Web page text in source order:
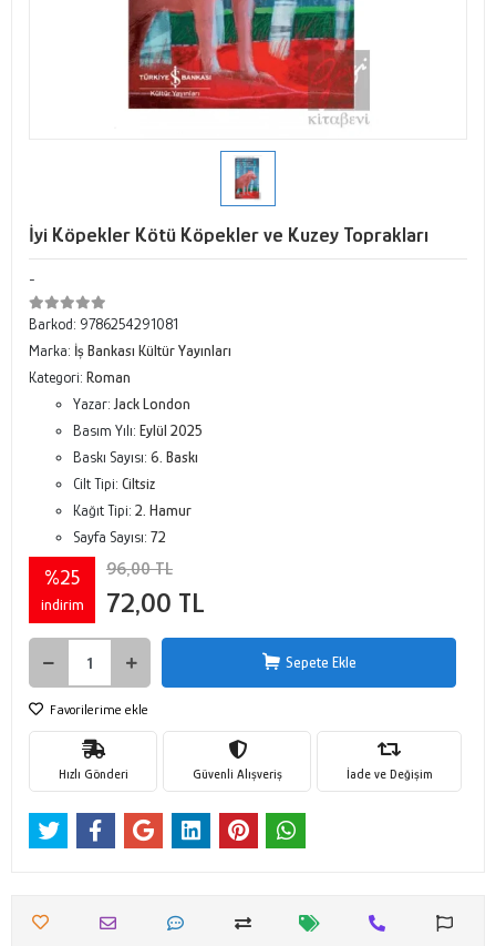
İyi Köpekler Kötü Köpekler ve Kuzey Toprakları
-
Barkod: 9786254291081
Marka: İş Bankası Kültür Yayınları
Kategori: Roman
Yazar: Jack London
Basım Yılı: Eylül 2025
Baskı Sayısı: 6. Baskı
Cilt Tipi: Ciltsiz
Kağıt Tipi: 2. Hamur
Sayfa Sayısı: 72
%25
indirim
96,00 TL
72,00 TL
Sepete Ekle
Favorilerime ekle
Hızlı Gönderi Güvenli Alışveriş İade ve Değişim